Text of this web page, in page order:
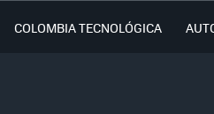
COLOMBIA TECNOLÓGICA